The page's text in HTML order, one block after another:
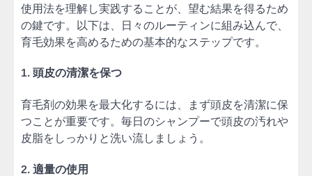
使用法を理解し実践することが、望む結果を得るため
の鍵です。以下は、日々のルーティンに組み込んで、
育毛効果を高めるための基本的なステップです。
1. 頭皮の清潔を保つ
育毛剤の効果を最大化するには、まず頭皮を清潔に保
つことが重要です。毎日のシャンプーで頭皮の汚れや
皮脂をしっかりと洗い流しましょう。
2. 適量の使用